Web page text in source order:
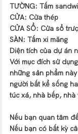
TƯỜNG: Tấm
CỬA: Cửa thép
CỬA SỔ: Cửa sổ
SÀN: Tấm xi măng
Diện tích của dự án
Với mục đích sử
những sản phẩm
người bất kể sống
túc xá, nhà bếp,
Nếu bạn quan tâm
Nếu bạn có bất kỳ